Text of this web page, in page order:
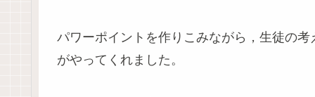
パワーポイントを作りこみながら，生徒の
がやってくれました。